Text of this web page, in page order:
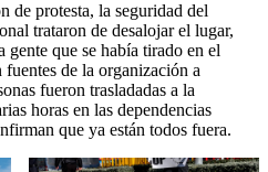
de protesta, la seguridad del
trataron de desalojar el lugar,
gente que se había tirado en el
de la organización a
fueron trasladadas a la
horas en las dependencias
que ya están todos fuera.